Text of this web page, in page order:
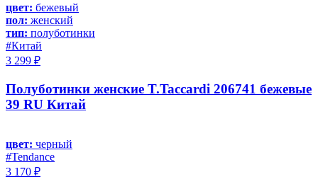
цвет: бежевый
пол: женский
тип: полуботинки
#Китай
3 299 ₽
Полуботинки женские T.Taccardi 206741 бежевые
39 RU Китай
цвет: черный
#Tendance
3 170 ₽